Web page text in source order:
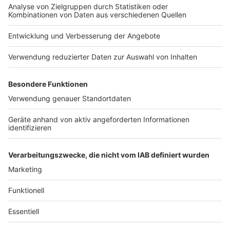
Impressum
Das Band-ABC
Jobs
Archiv
Teilnahme­bedingungen
Geschäfts­bedingungen
ANTENNE BAYERN GROUP
Grounding Page ROCK
ANTENNE
Kontakt
Studio-Hotline
Datenschutz­erklärung